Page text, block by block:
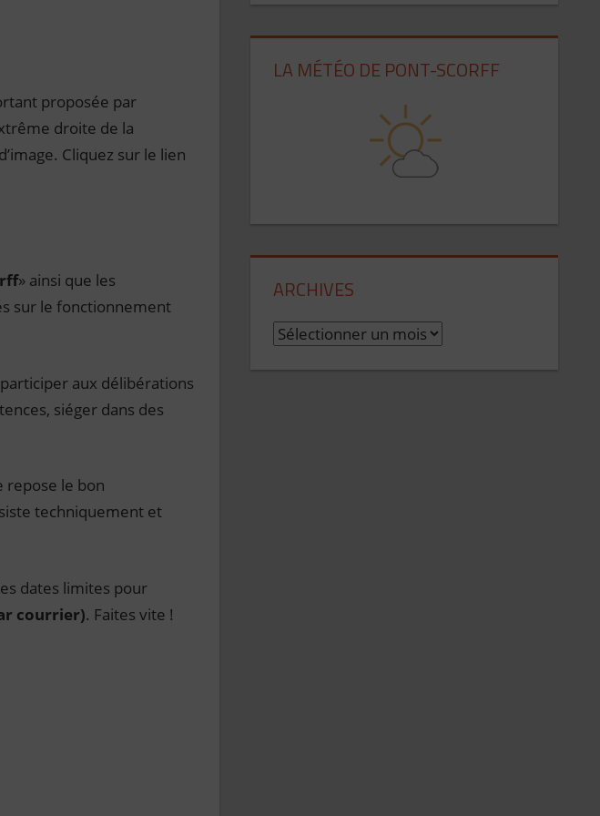
proposée par
droite de la
Cliquez sur le lien
» ainsi que les
sur le fonctionnement
aux délibérations
siéger dans des
repose le bon
techniquement et
dates limites pour
courrier). Faites vite !
LA MÉTÉO DE PONT-SCORFF
ARCHIVES
A